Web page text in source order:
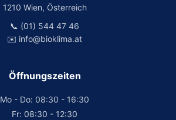
1210 Wien, Österreich
📞 (01) 544 47 46
✉️ info@bioklima.at
Öffnungszeiten
Mo - Do: 08:30 - 16:30
Fr: 08:30 - 12:30